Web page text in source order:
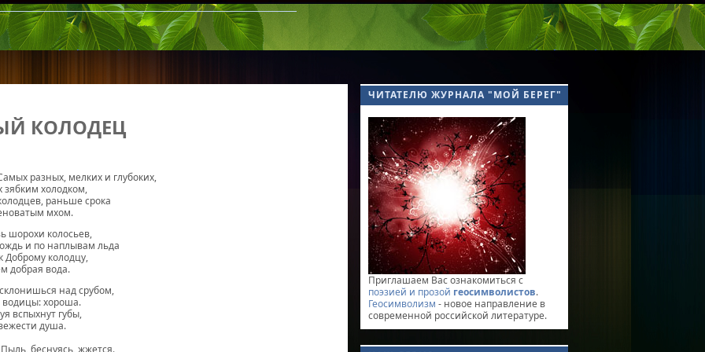
КОЛОДЕЦ
разных, мелких и глубоких,
холодком,
раньше срока
мхом.
шорохи колосьев,
и по наплывам льда
Доброму колодцу,
добрая вода.
над срубом,
хороша.
вспыхнут губы,
душа.
Пыль, беснуясь, жжется.
ЧИТАТЕЛЮ ЖУРНАЛА "МОЙ БЕРЕГ"
Приглашаем Вас ознакомиться с
поэзией и прозой геосимволистов.
Геосимволизм - новое направление в
современной российской литературе.